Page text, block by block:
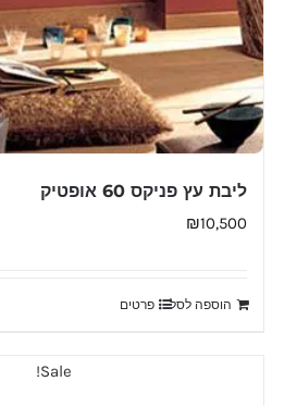
ליבת עץ פניקס 60 אופטיק
₪10,500
הוספה לסל פרטים
Sale!